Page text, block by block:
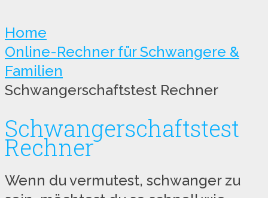
Home
Online-Rechner für Schwangere &
Familien
Schwangerschaftstest Rechner
Schwangerschaftstest
Rechner
Wenn du vermutest, schwanger zu